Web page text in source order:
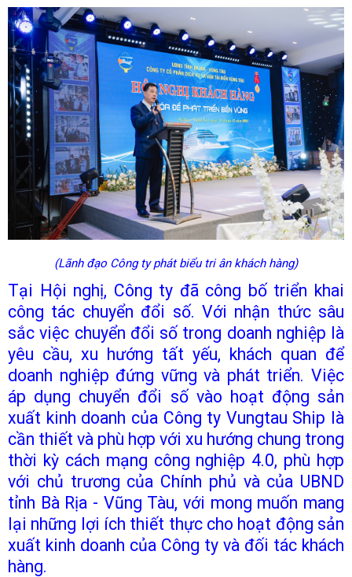
(Lãnh đạo Công ty phát biểu tri ân khách hàng)
Tại Hội nghị, Công ty đã công bố triển khai
công tác chuyển đổi số. Với nhận thức sâu
sắc việc chuyển đổi số trong doanh nghiệp là
yêu cầu, xu hướng tất yếu, khách quan để
doanh nghiệp đứng vững và phát triển. Việc
áp dụng chuyển đổi số vào hoạt động sản
xuất kinh doanh của Công ty Vungtau Ship là
cần thiết và phù hợp với xu hướng chung trong
thời kỳ cách mạng công nghiệp 4.0, phù hợp
với chủ trương của Chính phủ và của UBND
tỉnh Bà Rịa - Vũng Tàu, với mong muốn mang
lại những lợi ích thiết thực cho hoạt động sản
xuất kinh doanh của Công ty và đối tác khách
hàng.